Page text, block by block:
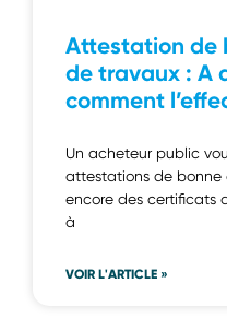
Attestation de
de travaux : A
comment
Un acheteur public
attestations de bonne
encore des certificats
à
VOIR L'ARTICLE »